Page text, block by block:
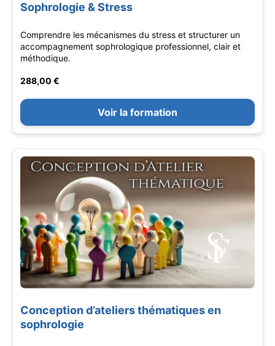
Sophrologie & Stress
Comprendre les mécanismes du stress et structurer un
accompagnement sophrologique professionnel, clair et
méthodique.
288,00 €
Voir la formation
Conception d’ateliers thématiques en
sophrologie